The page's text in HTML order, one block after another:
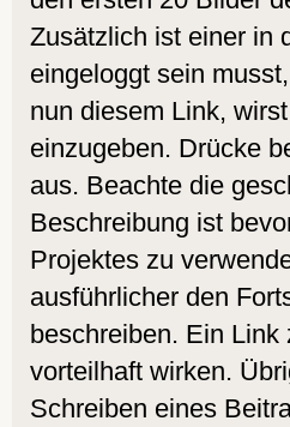
Zusätzlich ist einer in
eingeloggt sein
nun diesem Link,
einzugeben. Drücke
aus. Beachte die
Beschreibung ist
Projektes zu
ausführlicher den
beschreiben. Ein
vorteilhaft wirken.
Schreiben eines